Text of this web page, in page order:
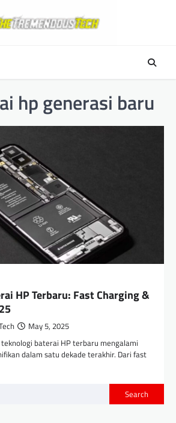
hp generasi baru
HP Terbaru: Fast Charging &
May 5, 2025
baterai HP terbaru mengalami
dalam satu dekade terakhir. Dari fast
Search